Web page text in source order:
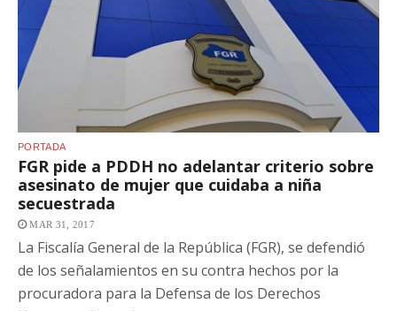
PORTADA
FGR pide a PDDH no adelantar criterio sobre
asesinato de mujer que cuidaba a niña
secuestrada
MAR 31, 2017
La Fiscalía General de la República (FGR), se defendió
de los señalamientos en su contra hechos por la
procuradora para la Defensa de los Derechos